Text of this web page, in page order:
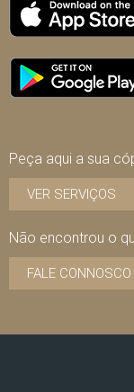
Peça aqui a sua
VER SERVIÇOS
Não encontrou o
FALE CONNOSCO